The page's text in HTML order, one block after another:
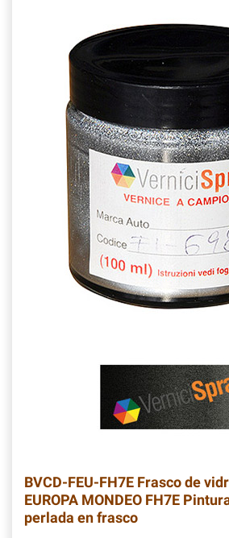
BVCD-FEU-FH7E Frasco de
EUROPA MONDEO FH7E
perlada en frasco